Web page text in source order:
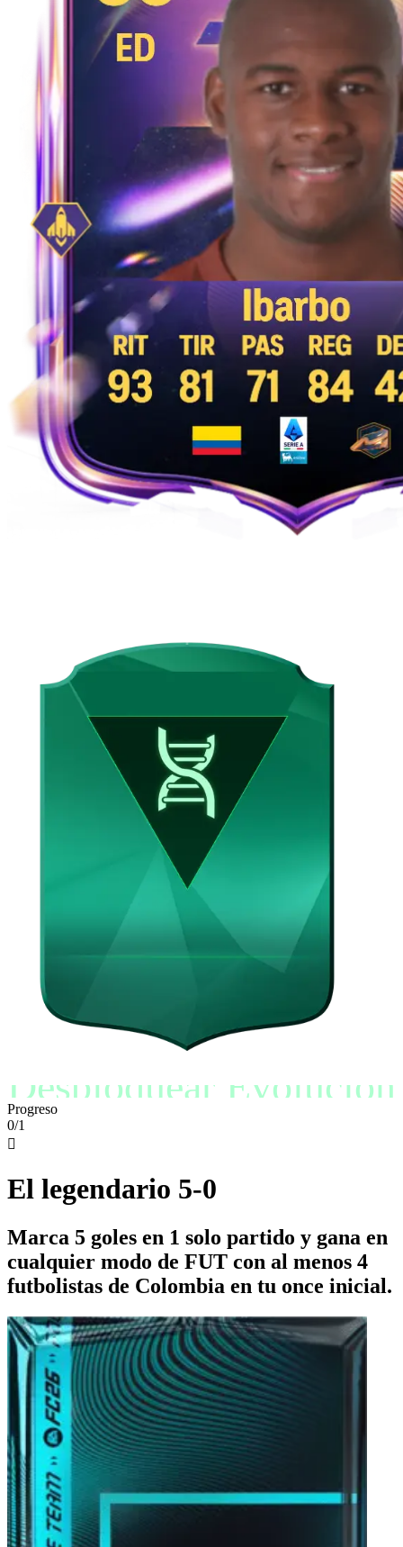
Desbloquear Evolución
Progreso
0/1

El legendario 5-0
Marca 5 goles en 1 solo partido y gana en
cualquier modo de FUT con al menos 4
futbolistas de Colombia en tu once inicial.